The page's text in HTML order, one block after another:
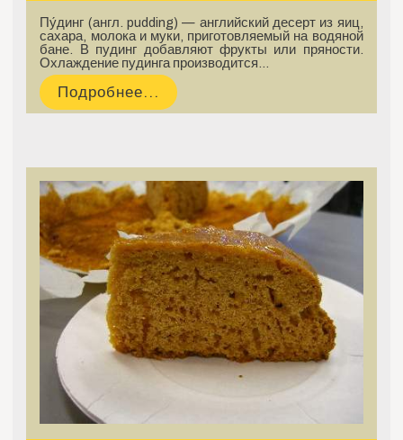
Пу́динг (англ. pudding) — английский десерт из яиц,
сахара, молока и муки, приготовляемый на водяной
бане. В пудинг добавляют фрукты или пряности.
Охлаждение пудинга производится…
Подробнее...